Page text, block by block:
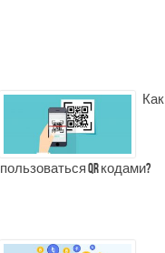
Как
пользоваться qr кодами?